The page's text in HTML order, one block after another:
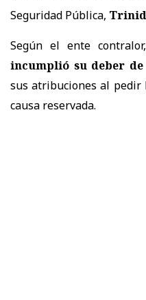
Seguridad Pública,
Según el ente
incumplió su deber de
sus atribuciones al pedir
causa reservada.